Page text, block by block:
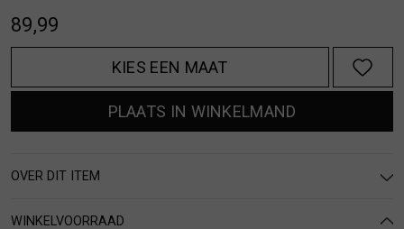
ROKKEN
T-SHIRTS
89,99
KIES EEN MAAT
PLAATS IN WINKELMAND
OVER DIT ITEM
WINKELVOORRAAD